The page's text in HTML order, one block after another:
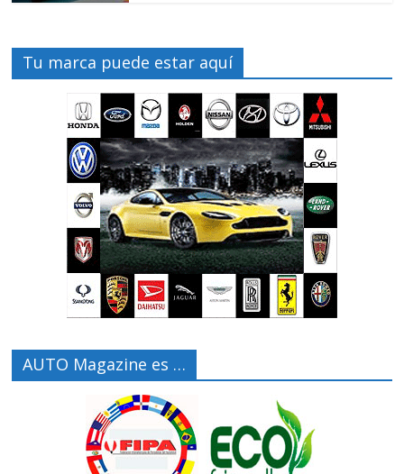
Tu marca puede estar aquí
AUTO Magazine es …